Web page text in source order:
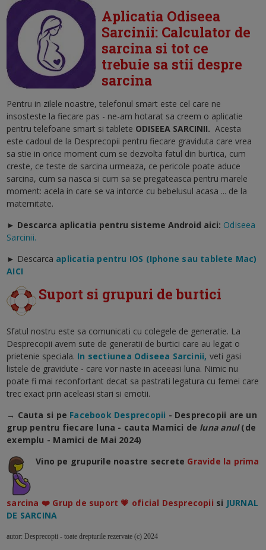
Aplicatia Odiseea
Sarcinii: Calculator de
sarcina si tot ce
trebuie sa stii despre
sarcina
Pentru in zilele noastre, telefonul smart este cel care ne
insosteste la fiecare pas - ne-am hotarat sa creem o aplicatie
pentru telefoane smart si tablete ODISEEA SARCINII. Acesta
este cadoul de la Desprecopii pentru fiecare graviduta care vrea
sa stie in orice moment cum se dezvolta fatul din burtica, cum
creste, ce teste de sarcina urmeaza, ce pericole poate aduce
sarcina, cum sa nasca si cum sa se pregateasca pentru marele
moment: acela in care se va intorce cu bebelusul acasa ... de la
maternitate.
► Descarca aplicatia pentru sisteme Android aici: Odiseea
Sarcinii.
► Descarca aplicatia pentru IOS (Iphone sau tablete Mac)
AICI
Suport si grupuri de burtici
Sfatul nostru este sa comunicati cu colegele de generatie. La
Desprecopii avem sute de generatii de burtici care au legat o
prietenie speciala. In sectiunea Odiseea Sarcinii, veti gasi
listele de gravidute - care vor naste in aceeasi luna. Nimic nu
poate fi mai reconfortant decat sa pastrati legatura cu femei care
trec exact prin aceleasi stari si emotii.
→ Cauta si pe Facebook Desprecopii - Desprecopii are un
grup pentru fiecare luna - cauta Mamici de luna anul (de
exemplu - Mamici de Mai 2024)
Vino pe grupurile noastre secrete Gravide la prima
sarcina ❤️ Grup de suport 💗 oficial Desprecopii si JURNAL
DE SARCINA
autor: Desprecopii - toate drepturile rezervate (c) 2024